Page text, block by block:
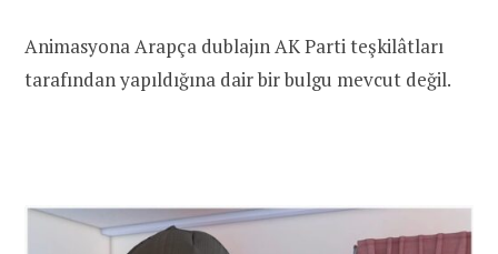
Animasyona Arapça dublajın AK Parti teşkilâtları
tarafından yapıldığına dair bir bulgu mevcut değil.